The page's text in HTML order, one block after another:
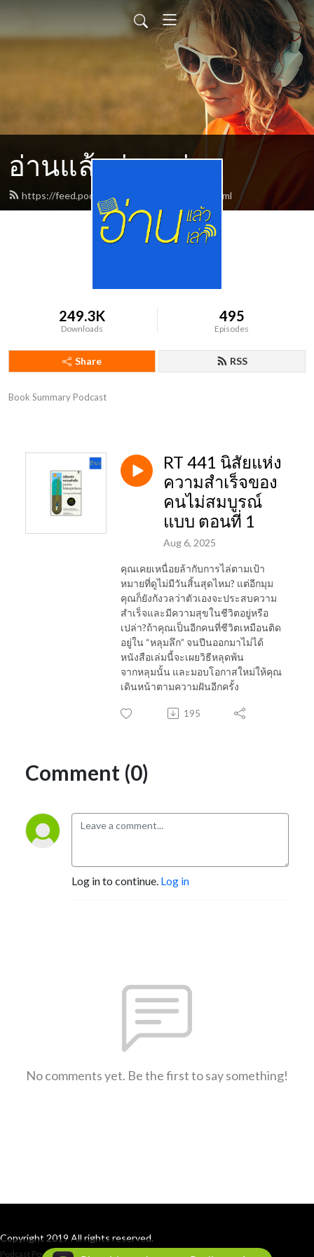
อ่านแล้วอ่านเล่า
https://feed.podbean.com/tathananon/feed.xml
249.3K
Downloads
495
Episodes
Share RSS
Book Summary Podcast
RT 441 นิสัยแห่ง
ความสำเร็จของ
คนไม่สมบูรณ์
แบบ ตอนที่ 1
Aug 6, 2025
คุณเคยเหนื่อยล้ากับการไล่ตามเป้า
หมายที่ดูไม่มีวันสิ้นสุดไหม? แต่อีกมุม
คุณก็ยังกังวลว่าตัวเองจะประสบความ
สำเร็จและมีความสุขในชีวิตอยู่หรือ
เปล่า?ถ้าคุณเป็นอีกคนที่ชีวิตเหมือนติด
อยู่ใน “หลุมลึก” จนปีนออกมาไม่ได้
หนังสือเล่มนี้จะเผยวิธีหลุดพ้น
จากหลุมนั้น และมอบโอกาสใหม่ให้คุณ
เดินหน้าตามความฝันอีกครั้ง
195
Comment (0)
Log in to continue. Log in
No comments yet. Be the first to say something!
Copyright 2019 All rights reserved.
Podcast Powered By Podbean